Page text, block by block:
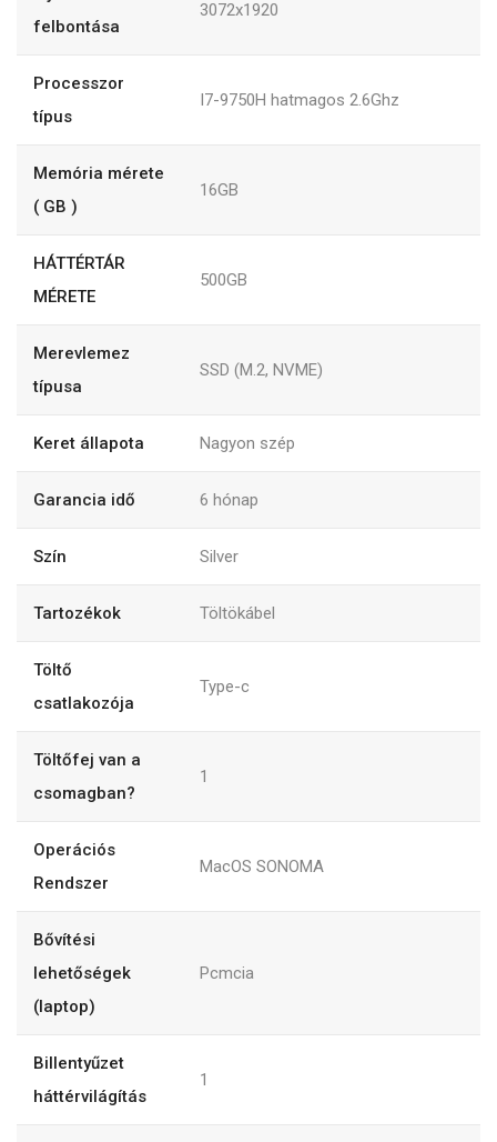
felbontása
3072x1920
Processzor
típus
I7-9750H hatmagos 2.6Ghz
Memória mérete
( GB )
16GB
HÁTTÉRTÁR
MÉRETE
500GB
Merevlemez
típusa
SSD (M.2, NVME)
Keret állapota Nagyon szép
Garancia idő 6 hónap
Szín Silver
Tartozékok Töltökábel
Töltő
csatlakozója
Type-c
Töltőfej van a
csomagban?
1
Operációs
Rendszer
MacOS SONOMA
Bővítési
lehetőségek
(laptop)
Pcmcia
Billentyűzet
háttérvilágítás
1